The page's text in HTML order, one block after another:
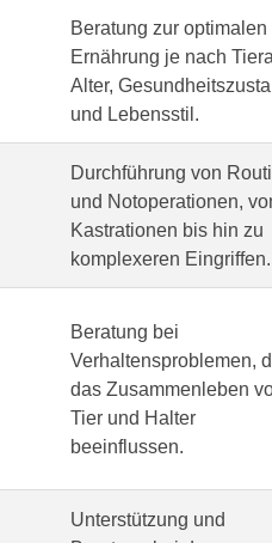
Beratung zur optimalen
Ernährung je nach
Alter,
und Lebensstil.
Durchführung von
und Notoperationen,
Kastrationen bis hin zu
komplexeren Eingriffen.
Beratung bei
Verhaltensproblemen,
das Zusammenleben
Tier und Halter
beeinflussen.
Unterstützung und